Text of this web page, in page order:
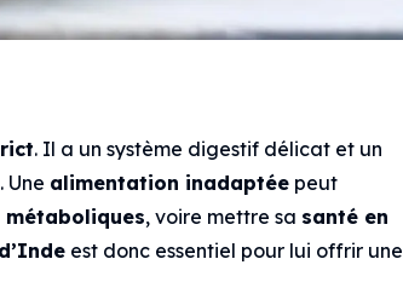
. Il a un système digestif délicat et un
Une alimentation inadaptée peut
, voire mettre sa santé en
est donc essentiel pour lui offrir une